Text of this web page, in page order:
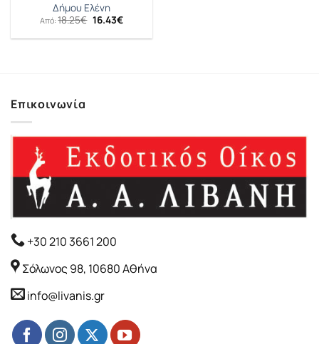
Δήμου Ελένη
Από:18.25€ Original
price
was:
16.43€Η
τιμή
Επικοινωνία
+30 210 3661 200
Σόλωνος 98, 10680 Αθήνα
info@livanis.gr